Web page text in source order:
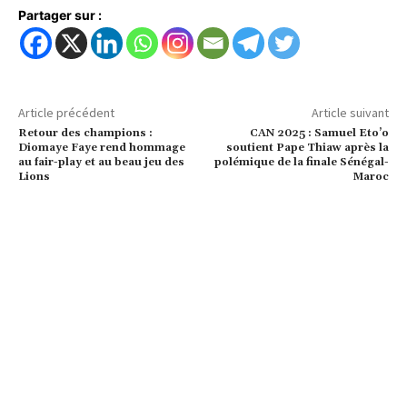
Partager sur :
Article précédent
Retour des champions :
Diomaye Faye rend hommage
au fair-play et au beau jeu des
Lions
Article suivant
CAN 2025 : Samuel Eto’o
soutient Pape Thiaw après la
polémique de la finale Sénégal-
Maroc